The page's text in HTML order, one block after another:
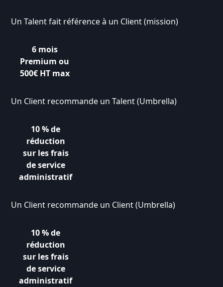
Un Talent fait référence à un Client (mission)
6 mois
Premiumou
500€ HT max
Un Client recommande un Talent (Umbrella)
10 % de
réduction
sur les frais
de service
administratif
Un Client recommande un Client (Umbrella)
10 % de
réduction
sur les frais
de service
administratif